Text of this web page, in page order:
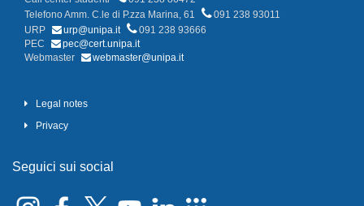
Telefono Amm. C.le di P.zza Marina, 61
091 238 93011
URP
urp@unipa.it
091 238 93666
PEC
pec@cert.unipa.it
Webmaster
webmaster@unipa.it
Legal notes
Privacy
Seguici sui social